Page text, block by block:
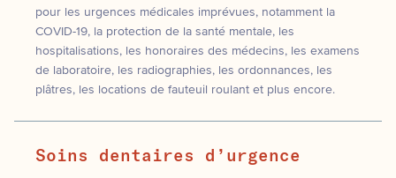
pour les urgences médicales imprévues, notamment la
COVID-19, la protection de la santé mentale, les
hospitalisations, les honoraires des médecins, les examens
de laboratoire, les radiographies, les ordonnances, les
plâtres, les locations de fauteuil roulant et plus encore.
Soins dentaires d’urgence